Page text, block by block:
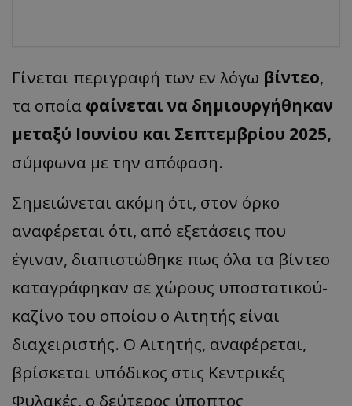
Γίνεται περιγραφή των εν λόγω βίντεο,
τα οποία φαίνεται να δημιουργήθηκαν
μεταξύ Ιουνίου και Σεπτεμβρίου 2025,
σύμφωνα με την απόφαση.
Σημειώνεται ακόμη ότι, στον όρκο
αναφέρεται ότι, από εξετάσεις που
έγιναν, διαπιστώθηκε πως όλα τα βίντεο
καταγράφηκαν σε χώρους υποστατικού-
καζίνο του οποίου ο Αιτητής είναι
διαχειριστής. Ο Αιτητής, αναφέρεται,
βρίσκεται υπόδικος στις Κεντρικές
Φυλακές, ο δεύτερος ύποπτος